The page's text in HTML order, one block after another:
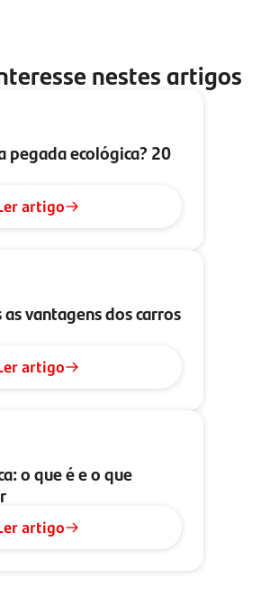
nestes artigos
pegada ecológica? 20
artigo
vantagens dos carros
artigo
o que é e o que
artigo